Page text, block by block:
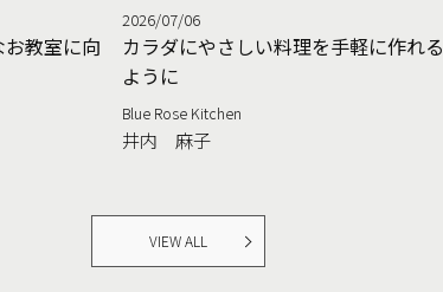
教室に向
2026/07/06
カラダにやさしい料理を手軽に作れる
ように
Blue Rose Kitchen
井内 麻子
VIEW ALL